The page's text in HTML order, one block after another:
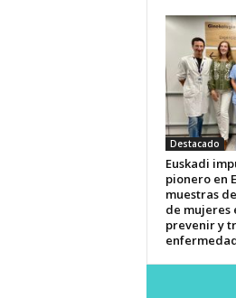
Destacado
Euskadi
pionero en
muestras
de mujeres
prevenir y